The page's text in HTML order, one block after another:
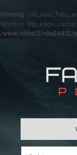
Warning:
function
/www/sites/2/site24452/